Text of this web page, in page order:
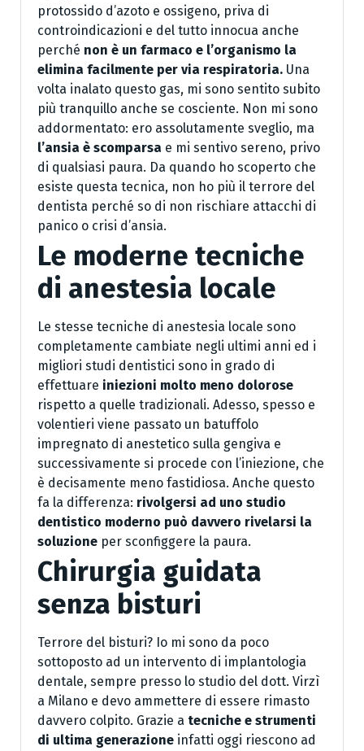
protossido d’azoto e ossigeno, priva di
controindicazioni e del tutto innocua anche
perché non è un farmaco e l’organismo la
elimina facilmente per via respiratoria. Una
volta inalato questo gas, mi sono sentito subito
più tranquillo anche se cosciente. Non mi sono
addormentato: ero assolutamente sveglio, ma
l’ansia è scomparsa e mi sentivo sereno, privo
di qualsiasi paura. Da quando ho scoperto che
esiste questa tecnica, non ho più il terrore del
dentista perché so di non rischiare attacchi di
panico o crisi d’ansia.
Le moderne tecniche
di anestesia locale
Le stesse tecniche di anestesia locale sono
completamente cambiate negli ultimi anni ed i
migliori studi dentistici sono in grado di
effettuare iniezioni molto meno dolorose
rispetto a quelle tradizionali. Adesso, spesso e
volentieri viene passato un batuffolo
impregnato di anestetico sulla gengiva e
successivamente si procede con l’iniezione, che
è decisamente meno fastidiosa. Anche questo
fa la differenza: rivolgersi ad uno studio
dentistico moderno può davvero rivelarsi la
soluzione per sconfiggere la paura.
Chirurgia guidata
senza bisturi
Terrore del bisturi? Io mi sono da poco
sottoposto ad un intervento di implantologia
dentale, sempre presso lo studio del dott. Virzì
a Milano e devo ammettere di essere rimasto
davvero colpito. Grazie a tecniche e strumenti
di ultima generazione infatti oggi riescono ad